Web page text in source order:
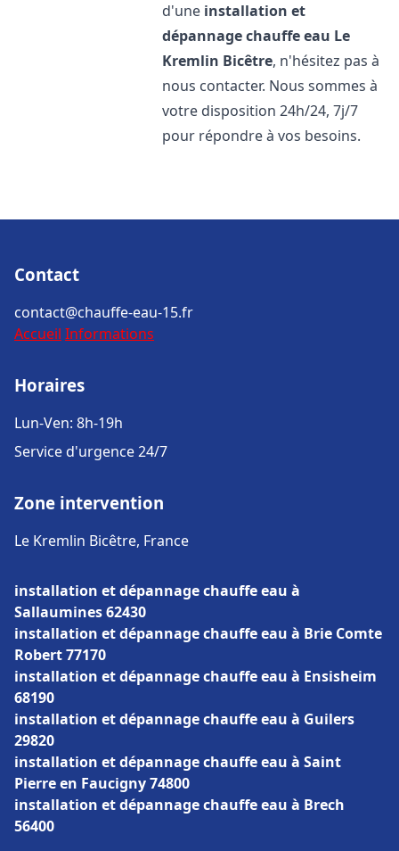
d'une installation et
dépannage chauffe eau Le
Kremlin Bicêtre, n'hésitez pas à
nous contacter. Nous sommes à
votre disposition 24h/24, 7j/7
pour répondre à vos besoins.
Contact
contact@chauffe-eau-15.fr
Accueil Informations
Horaires
Lun-Ven: 8h-19h
Service d'urgence 24/7
Zone intervention
Le Kremlin Bicêtre, France
installation et dépannage chauffe eau à
Sallaumines 62430
installation et dépannage chauffe eau à Brie Comte
Robert 77170
installation et dépannage chauffe eau à Ensisheim
68190
installation et dépannage chauffe eau à Guilers
29820
installation et dépannage chauffe eau à Saint
Pierre en Faucigny 74800
installation et dépannage chauffe eau à Brech
56400